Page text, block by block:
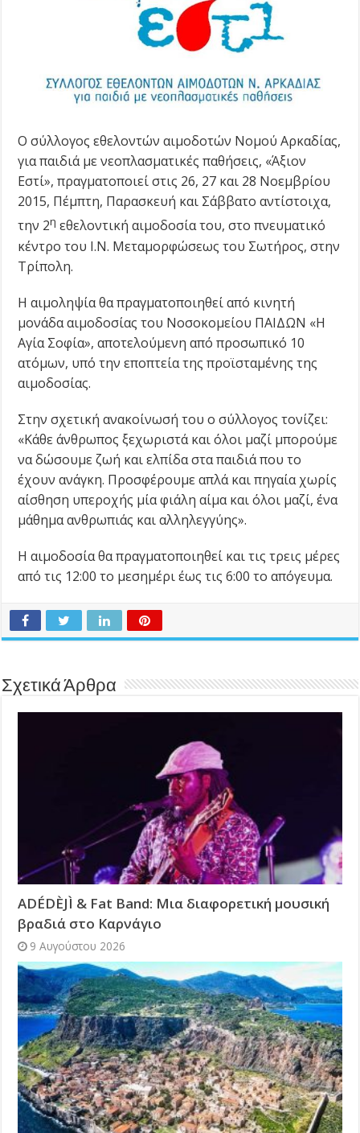
Ο σύλλογος εθελοντών αιμοδοτών Νομού Αρκαδίας,
για παιδιά με νεοπλασματικές παθήσεις, «Άξιον
Εστί», πραγματοποιεί στις 26, 27 και 28 Νοεμβρίου
2015, Πέμπτη, Παρασκευή και Σάββατο αντίστοιχα,
την 2η εθελοντική αιμοδοσία του, στο πνευματικό
κέντρο του Ι.Ν. Μεταμορφώσεως του Σωτήρος, στην
Τρίπολη.
Η αιμοληψία θα πραγματοποιηθεί από κινητή
μονάδα αιμοδοσίας του Νοσοκομείου ΠΑΙΔΩΝ «Η
Αγία Σοφία», αποτελούμενη από προσωπικό 10
ατόμων, υπό την εποπτεία της προϊσταμένης της
αιμοδοσίας.
Στην σχετική ανακοίνωσή του ο σύλλογος τονίζει:
«Κάθε άνθρωπος ξεχωριστά και όλοι μαζί μπορούμε
να δώσουμε ζωή και ελπίδα στα παιδιά που το
έχουν ανάγκη. Προσφέρουμε απλά και πηγαία χωρίς
αίσθηση υπεροχής μία φιάλη αίμα και όλοι μαζί, ένα
μάθημα ανθρωπιάς και αλληλεγγύης».
Η αιμοδοσία θα πραγματοποιηθεί και τις τρεις μέρες
από τις 12:00 το μεσημέρι έως τις 6:00 το απόγευμα.
Σχετικά Άρθρα
ADÉDÈJÌ & Fat Band: Μια διαφορετική μουσική
βραδιά στο Καρνάγιο
9 Αυγούστου 2026